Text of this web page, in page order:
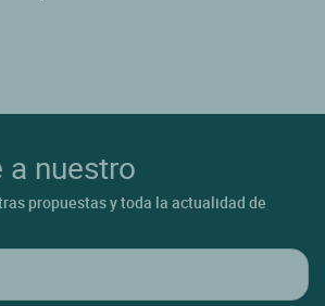
a nuestro
propuestas y toda la actualidad de